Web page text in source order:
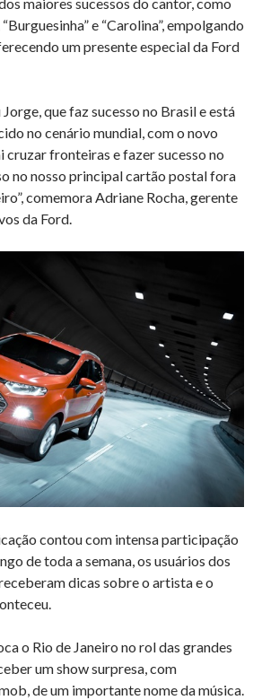
e “Carolina”, empolgando
um presente especial da Ford
que faz sucesso no Brasil e está
no cenário mundial, com o novo
cruzar fronteiras e fazer sucesso no
no nosso principal cartão postal fora
comemora Adriane Rocha, gerente
da Ford.
contou com intensa participação
de toda a semana, os usuários dos
dicas sobre o artista e o
o Rio de Janeiro no rol das grandes
um show surpresa, com
de um importante nome da música.